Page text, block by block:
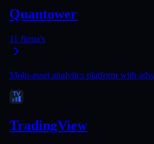
Quantower
11 firma's
Multi-asset analytics platform with
TradingView